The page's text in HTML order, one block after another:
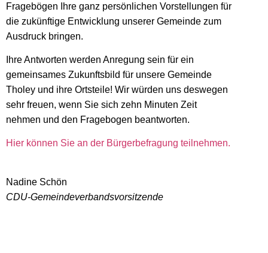
Fragebögen Ihre ganz persönlichen Vorstellungen für
die zukünftige Entwicklung unserer Gemeinde zum
Ausdruck bringen.
Ihre Antworten werden Anregung sein für ein
gemeinsames Zukunftsbild für unsere Gemeinde
Tholey und ihre Ortsteile! Wir würden uns deswegen
sehr freuen, wenn Sie sich zehn Minuten Zeit
nehmen und den Fragebogen beantworten.
Hier können Sie an der Bürgerbefragung teilnehmen.
Nadine Schön
CDU-Gemeindeverbandsvorsitzende